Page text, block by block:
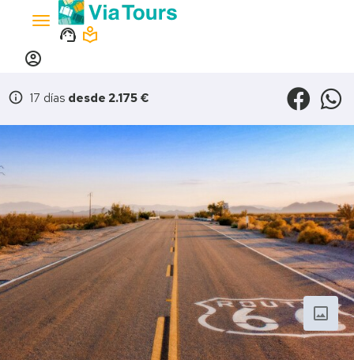
Toggle
navigation
support_agent local_library
account_circle
info 17 días desde 2.175 €
photo